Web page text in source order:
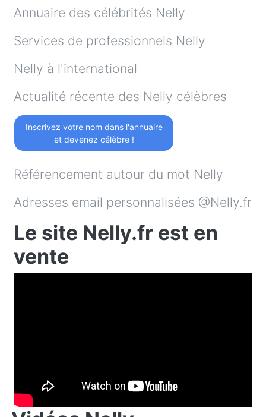
Annuaire des célébrités Nelly
Services de professionnels Nelly
Nelly à l'international
Actualité récente des Nelly célèbres
Inscrivez votre nom dans l'annuaire
et devenez célèbre !
Référencement autour du mot Nelly
Adresses email personnalisées @Nelly.fr
Le site Nelly.fr est en
vente